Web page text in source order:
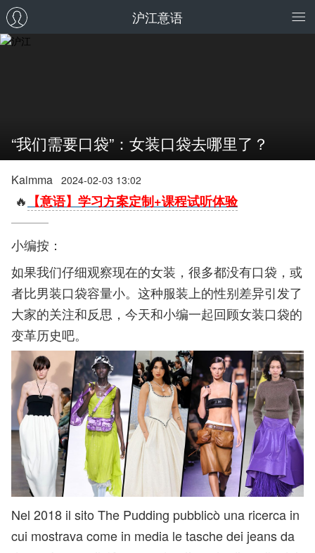
沪江意语
“我们需要口袋”：女装口袋去哪里了？
Kaimma 2024-02-03 13:02
🔥 【意语】学习方案定制+课程试听体验
小编按：
如果我们仔细观察现在的女装，很多都没有口袋，或
者比男装口袋容量小。这种服装上的性别差异引发了
大家的关注和反思，今天和小编一起回顾女装口袋的
变革历史吧。
Nel 2018 il sito The Pudding pubblicò una ricerca in
cui mostrava come in media le tasche dei jeans da